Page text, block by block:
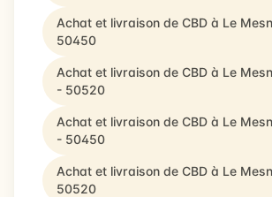
Achat et livraison de CBD à Le
50450
Achat et livraison de CBD à Le
- 50520
Achat et livraison de CBD à Le
- 50450
Achat et livraison de CBD à Le
50520